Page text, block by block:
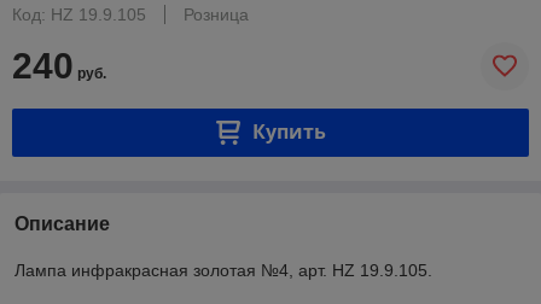
Код: HZ 19.9.105
Розница
240 руб.
Купить
Описание
Лампа инфракрасная золотая №4, арт. HZ 19.9.105.